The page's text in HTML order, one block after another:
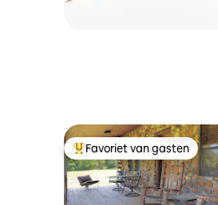
Topfavoriet van gasten
Favoriet van gasten